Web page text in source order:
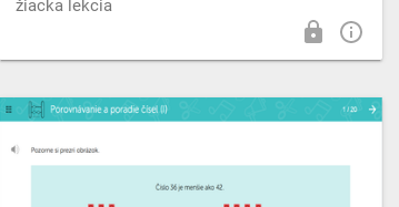
žiacka lekcia